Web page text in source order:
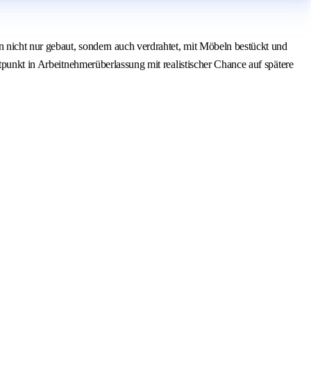
nur gebaut, sondern auch verdrahtet, mit Möbeln bestückt und
in Arbeitnehmerüberlassung mit realistischer Chance auf spätere